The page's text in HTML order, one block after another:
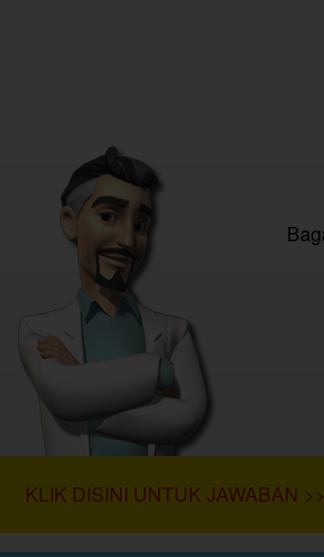
KLIK DISINI UNTUK JAWABAN